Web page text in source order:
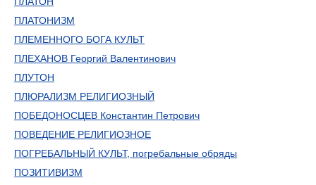
ПЛАТОНИЗМ
ПЛЕМЕННОГО БОГА КУЛЬТ
ПЛЕХАНОВ Георгий Валентинович
ПЛУТОН
ПЛЮРАЛИЗМ РЕЛИГИОЗНЫЙ
ПОБЕДОНОСЦЕВ Константин Петрович
ПОВЕДЕНИЕ РЕЛИГИОЗНОЕ
ПОГРЕБАЛЬНЫЙ КУЛЬТ, погребальные обряды
ПОЗИТИВИЗМ